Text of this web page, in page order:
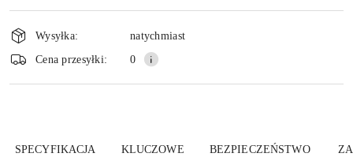
Wyślij
Dostępność
i
dostawa
Wysyłka:
natychmiast
Cena przesyłki:
0
SPECYFIKACJA
KLUCZOWE
BEZPIECZEŃSTWO